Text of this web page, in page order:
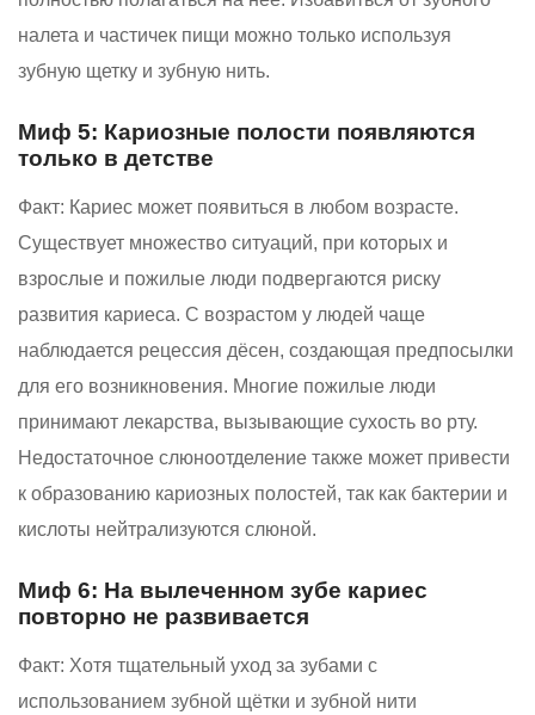
налета и частичек пищи можно только используя
зубную щетку и зубную нить.
Миф 5: Кариозные полости появляются
только в детстве
Факт: Кариес может появиться в любом возрасте.
Существует множество ситуаций, при которых и
взрослые и пожилые люди подвергаются риску
развития кариеса. С возрастом у людей чаще
наблюдается рецессия дёсен, создающая предпосылки
для его возникновения. Многие пожилые люди
принимают лекарства, вызывающие сухость во рту.
Недостаточное слюноотделение также может привести
к образованию кариозных полостей, так как бактерии и
кислоты нейтрализуются слюной.
Миф 6: На вылеченном зубе кариес
повторно не развивается
Факт: Хотя тщательный уход за зубами с
использованием зубной щётки и зубной нити